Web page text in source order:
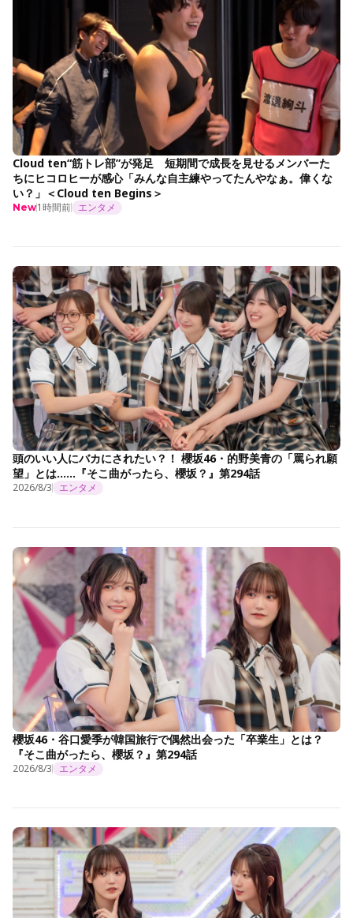
Cloud ten“筋トレ部”が発足 短期間で成長を見せるメンバーた
ちにヒコロヒーが感心「みんな自主練やってたんやなぁ。偉くな
い？」＜Cloud ten Begins＞
New1時間前 エンタメ
頭のいい人にバカにされたい？！ 櫻坂46・的野美青の「罵られ願
望」とは……『そこ曲がったら、櫻坂？』第294話
2026/8/3 エンタメ
櫻坂46・谷口愛季が韓国旅行で偶然出会った「卒業生」とは？
『そこ曲がったら、櫻坂？』第294話
2026/8/3 エンタメ